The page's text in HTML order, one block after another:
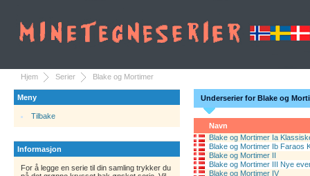
Hjem Serier Blake og Mortimer
Meny
Tilbake
Informasjon
For å legge en serie til din samling trykker du
Underserier for Blake og
Navn
Blake og Mortimer Ia
Blake og Mortimer Ib Faraos
Blake og Mortimer II
Blake og Mortimer III Nye
Blake og Mortimer IV